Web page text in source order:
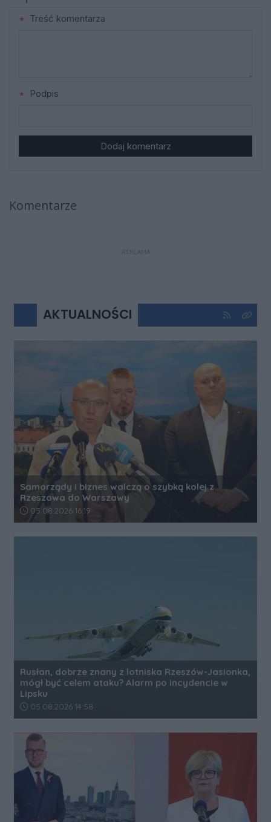
Treść komentarza
Podpis
Dodaj komentarz
Komentarze
REKLAMA
AKTUALNOŚCI Kliknij aby
Kliknij
Samorządy i biznes walczą o szybką kolej z
Rzeszowa do Warszawy
Data dodania artykułu:
05.08.2026 16:19
Rusłan, dobrze znany z lotniska Rzeszów-Jasionka,
mógł być celem ataku? Alarm po incydencie w
Lipsku
Data dodania artykułu:
05.08.2026 14:58